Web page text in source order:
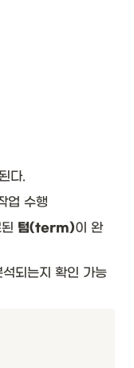
다.
업 수행
텀(term)이 완
되는지 확인 가능